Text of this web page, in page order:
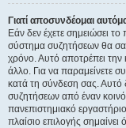
Γιατί αποσυνδέομαι
Εάν δεν έχετε σημειώσει το
σύστημα συζητήσεων θα
χρόνο. Αυτό αποτρέπει
άλλο. Για να παραμείνετε
κατά τη σύνδεση σας. Αυτό
συζητήσεων από έναν
πανεπιστημιακό
πλαίσιο επιλογής σημαίνει